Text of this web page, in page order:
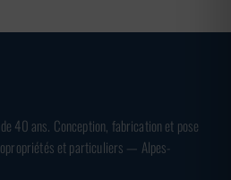
40 ans. Conception, fabrication et pose
et particuliers — Alpes-